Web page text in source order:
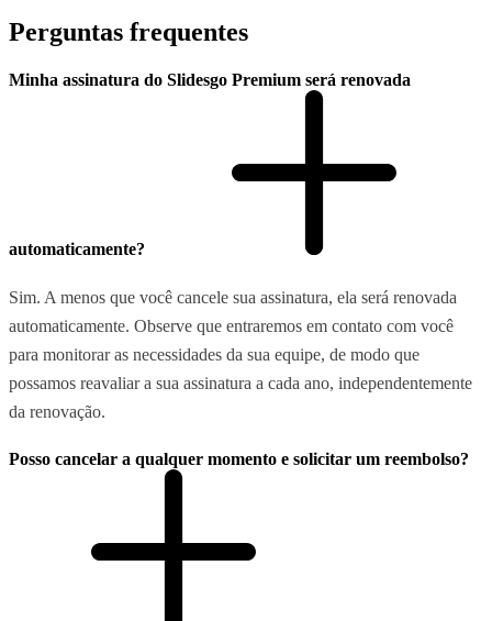
Perguntas frequentes
Minha assinatura do Slidesgo Premium será renovada
automaticamente?
Sim. A menos que você cancele sua assinatura, ela será renovada
automaticamente. Observe que entraremos em contato com você
para monitorar as necessidades da sua equipe, de modo que
possamos reavaliar a sua assinatura a cada ano, independentemente
da renovação.
Posso cancelar a qualquer momento e solicitar um reembolso?